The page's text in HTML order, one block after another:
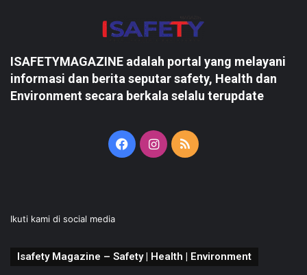
ISAFETYMAGAZINE adalah portal yang melayani
informasi dan berita seputar safety, Health dan
Environment secara berkala selalu terupdate
FacebookInstagram
RSS
Ikuti kami di social media
Isafety Magazine – Safety | Health | Environment